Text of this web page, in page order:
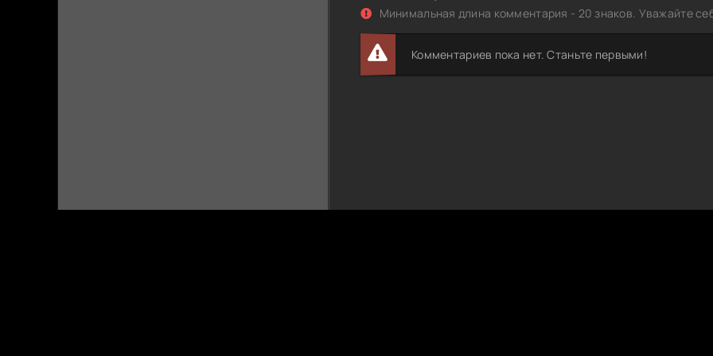
Минимальная длина комментария - 20 знаков. Уважайте
Комментариев пока нет. Станьте первыми!